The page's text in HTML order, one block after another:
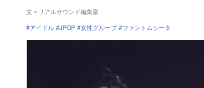
文＝リアルサウンド編集部
アイドル
JPOP 女性グループ ファントムシータ